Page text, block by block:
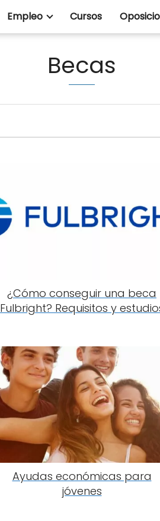
Empleo Cursos
Becas
¿Cómo conseguir una beca
Fulbright? Requisitos y
Ayudas económicas para
jóvenes